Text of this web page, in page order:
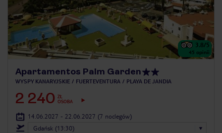
3.8/5
45 opinii
Apartamentos Palm Garden
WYSPY KANARYJSKIE FUERTEVENTURA PLAYA DE JANDIA
2 240 ZŁ
OSOBA
14.06.2027 - 22.06.2027 (7 noclegów)
Gdańsk (13:30)